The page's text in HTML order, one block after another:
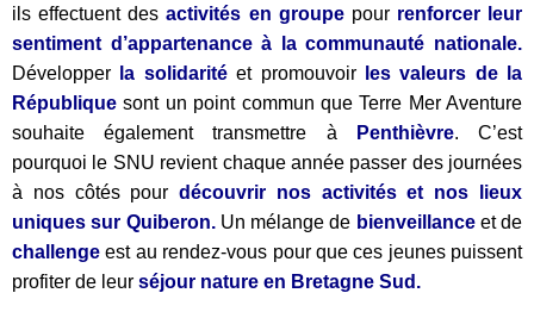
ils effectuent desactivités en groupepour renforcer leur
sentiment d’appartenance à la communauté nationale.
Développer
la solidaritéet promouvoir
les valeurs de la
République sont un point commun que Terre Mer Aventure
souhaite également transmettre à
Penthièvre. C’est
pourquoi le SNU revient chaque année passer des journées
à nos côtés pour découvrir nos activités et nos lieux
uniques sur Quiberon. Un mélange de bienveillanceet de
challenge est au rendez-vous pour que ces jeunes puissent
profiter de leur séjour nature en Bretagne Sud.